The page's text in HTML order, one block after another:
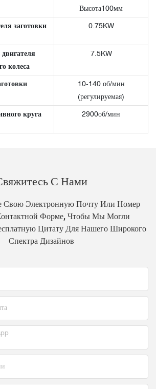
Высота100мм
заготовки 0.75KW
колеса
7.5KW
10-140 об/мин
(регулируемая)
круга 2900об/мин
С Нами
Свою Электронную Почту Или Номер
Форме, Чтобы Мы Могли
Цитату Для Нашего Широкого
Спектра Дизайнов